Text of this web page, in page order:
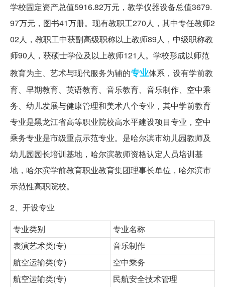
学校固定资产总值5916.82万元，教学仪器设备总值3679.
97万元，图书41万册。现有教职工270人，其中专任教师2
02人，教职工中获副高级职称以上教师89人，中级职称教
师90人，获硕士学位及以上教师121人。学校形成以师范
教育为主、艺术与现代服务为辅的专业体系，设有学前教
育、早期教育、英语教育、音乐教育、音乐制作、空中乘
务、幼儿发展与健康管理和美术八个专业，其中学前教育
专业是黑龙江省高等职业院校高水平建设项目专业，空中
乘务专业是市级重点示范专业。是哈尔滨市幼儿园教师及
幼儿园园长培训基地，哈尔滨教师资格认定人员培训基
地，哈尔滨学前教育职业教育集团理事长单位，哈尔滨市
示范性高职院校。
2、开设专业
专业类别
专业名称
表演艺术类(专)
音乐制作
航空运输类(专)
空中乘务
航空运输类(专)
民航安全技术管理